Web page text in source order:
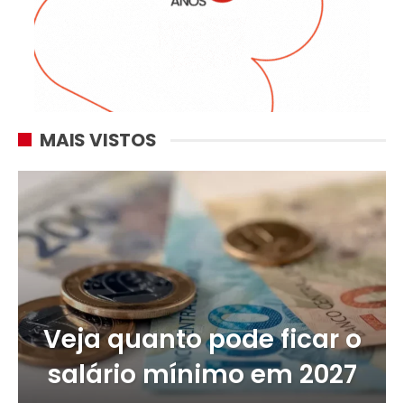
MAIS VISTOS
Veja quanto pode ficar o
salário mínimo em 2027